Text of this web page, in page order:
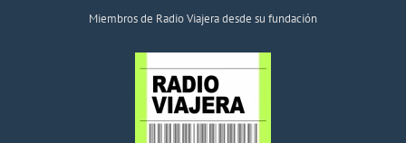
Miembros de Radio Viajera desde su fundación